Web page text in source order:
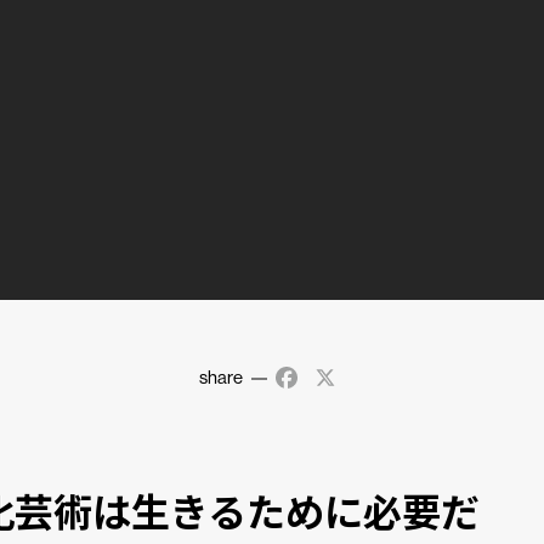
share Facebook
芸術は生きるために必要だ